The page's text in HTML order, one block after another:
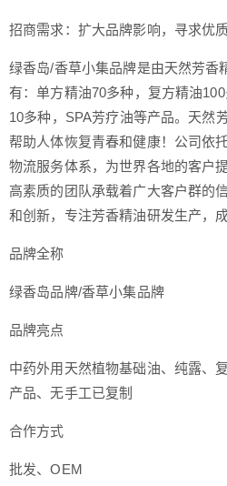
招商需求：扩大品牌影响，寻求优
绿香岛/香草小集品牌是由天然芳香
有：单方精油70多种，复方精油
10多种，SPA芳疗油等产品。天然
帮助人体恢复青春和健康！公司依
物流服务体系，为世界各地的客户
高素质的团队承载着广大客户群的
和创新，专注芳香精油研发生产，成
品牌全称
绿香岛品牌/香草小集品牌
品牌亮点
中药外用天然植物基础油、纯露、
产品、无手工已复制
合作方式
批发、OEM